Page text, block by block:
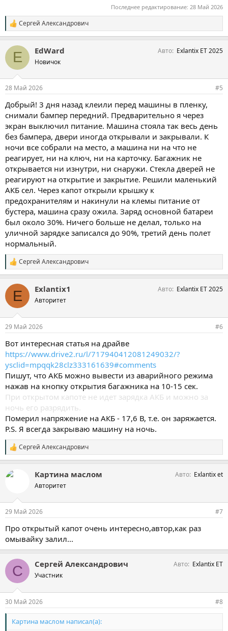
Последнее редактирование: 28 Май 2026
С
и
п
т
:
Сергей Александрович
E EdWard
Новичок
Авто Exlantix ET 2025
28 Май 2026 #5
Добрый! 3 дня назад клеили перед машины в пленку,
снимали бампер передний. Предварительно я через
экран выключил питание. Машина стояла так весь день
без бампера, двери иногда открывали и закрывали. К
ночи все собрали на место, а машина ни на что не
реагирует, ни на ключ, ни на карточку. Багажник не
открывается ни изнутри, ни снаружи. Стекла дверей не
реагируют на открытие и закрытие. Решили маленький
АКБ сел. Через капот открыли крышку к
предохранителям и накинули на клемы питание от
бустера, машина сразу ожила. Заряд основной батареи
был около 30%. Ничего больше не делал, только на
уличной зарядке записался до 90%, третий день полет
нормальный.
С
и
п
т
:
Сергей Александрович
E Exlantix1
Авторитет
Авто Exlantix ET 2025
29 Май 2026 #6
Вот интересная статья на драйве
https://www.drive2.ru/l/717940412081249032/?
ysclid=mpqqk28clz333161639#comments
Пишут, что АКБ можно вывести из аварийного режима
нажав на кнопку открытия багажника на 10-15 сек.
При открытом капоте не идет зарядка АКБ и можно за
ночь его разрядить.
Померил напряжение на АКБ - 17,6 В, т.е. он заряжается.
P.S. Я всегда закрываю машину на ночь.
С
и
п
:
Сергей Александрович
Картина маслом
Авторитет
Авто Exlantix et
29 Май 2026 #7
Про открытый капот очень интересно,автор,как раз
омывайку залил...
С Сергей Александрович
Участник
Авто Exlantix ET
30 Май 2026 #8
Картина маслом написал(а):